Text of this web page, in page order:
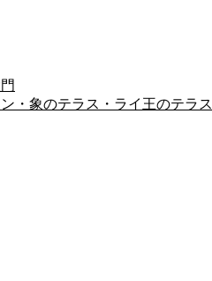
・象のテラス・ライ王のテラス